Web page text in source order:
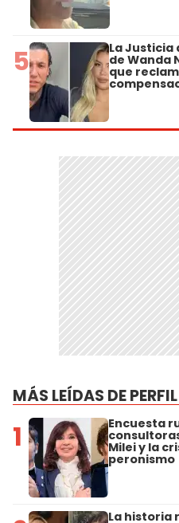
5 La Justicia
de Wanda
que
MÁS LEÍDAS DE PERFIL
1 Encuesta
Milei y la
peronismo
La historia